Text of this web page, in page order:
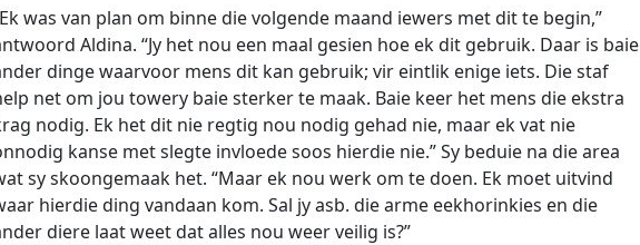
was van plan om binne die volgende maand iewers met dit te begin,”
Aldina. “Jy het nou een maal gesien hoe ek dit gebruik. Daar is baie
dinge waarvoor mens dit kan gebruik; vir eintlik enige iets. Die staf
net om jou towery baie sterker te maak. Baie keer het mens die ekstra
nodig. Ek het dit nie regtig nou nodig gehad nie, maar ek vat nie
kanse met slegte invloede soos hierdie nie.” Sy beduie na die area
sy skoongemaak het. “Maar ek nou werk om te doen. Ek moet uitvind
hierdie ding vandaan kom. Sal jy asb. die arme eekhorinkies en die
diere laat weet dat alles nou weer veilig is?”